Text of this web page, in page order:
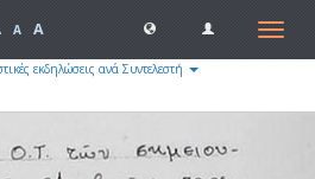
Toggle
A A
εκδηλώσεις ανά Συντελεστή